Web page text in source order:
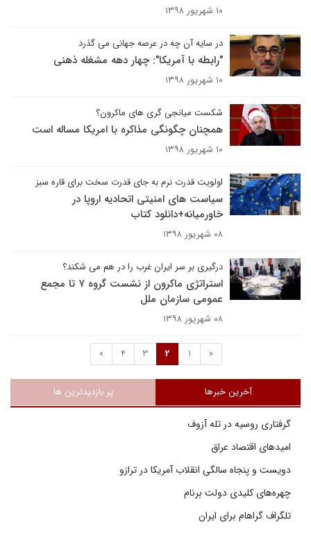
۱۰ شهریور ۱۳۹۸
در سایه آن چه در عرصه جهانی می گذرد
"رابطه با آمریکا": چهار دهه مشغله ذهنی
۱۰ شهریور ۱۳۹۸
شکست میانجی گری های ماکرون؟
همچنان چگونگی مذاکره با امریکا مساله است
۱۰ شهریور ۱۳۹۸
اولویت قدرت نرم به جای قدرت سخت برای قاره سبز
سیاست های امنیتی اتحادیه اروپا در
خاورمیانه+دانلود کتاب
۰۸ شهریور ۱۳۹۸
درگیری بر سر ایران غرب را در هم می شکند؟
استراتژی ماکرون از نشست گروه ۷ تا مجمع
عمومی سازمان ملل
۰۸ شهریور ۱۳۹۸
«
1
2
3
4
»
آخرین خبرها پر بازدیدترین ها
گرفتاری روسیه در تله آزوف
امیدهای اقتصاد عراق
دویست و پنجاه سالگی انقلاب آمریکا در ترازو
چهره‌های کلیدی دولت برنام
تلگراف گراهام برای ایران